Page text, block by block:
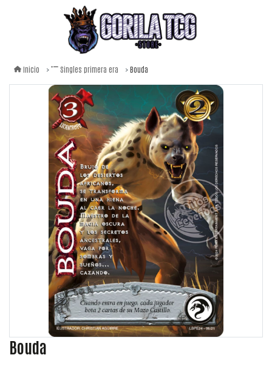
Inicio Singles primera era Bouda
Bouda